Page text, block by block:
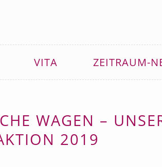
VITA ZEITRAUM-
WAGEN –
2019